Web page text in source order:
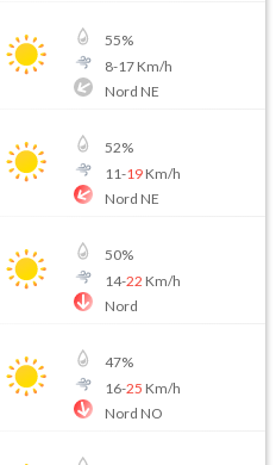
55%
8-17Km/h
Nord NE
52%
11-19Km/h
Nord NE
50%
14-22 Km/h
Nord
47%
16-25 Km/h
Nord NO